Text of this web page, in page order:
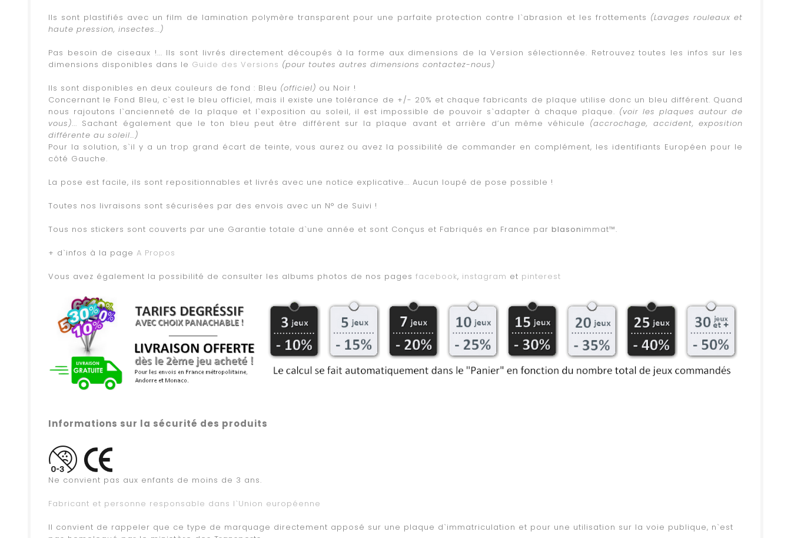
Ils sont plastifiés avec un film de lamination polymère transparent pour une parfaite protection contre l`abrasion et les frottements (Lavages rouleaux et
haute pression, insectes...)
Pas besoin de ciseaux !... Ils sont livrés directement découpés à la forme aux dimensions de la Version sélectionnée. Retrouvez toutes les infos sur les
dimensions disponibles dans le Guide des Versions (pour toutes autres dimensions contactez-nous)
Ils sont disponibles en deux couleurs de fond : Bleu (officiel) ou Noir !
Concernant le Fond Bleu, c`est le bleu officiel, mais il existe une tolérance de +/- 20% et chaque fabricants de plaque utilise donc un bleu différent. Quand
nous rajoutons l`ancienneté de la plaque et l`exposition au soleil, il est impossible de pouvoir s`adapter à chaque plaque. (voir les plaques autour de
vous)... Sachant également que le ton bleu peut être différent sur la plaque avant et arrière d’un même véhicule (accrochage, accident, exposition
différente au soleil…)
Pour la solution, s`il y a un trop grand écart de teinte, vous aurez ou avez la possibilité de commander en complément, les identifiants Européen pour le
côté Gauche.
La pose est facile, ils sont repositionnables et livrés avec une notice explicative... Aucun loupé de pose possible !
Toutes nos livraisons sont sécurisées par des envois avec un N° de Suivi !
Tous nos stickers sont couverts par une Garantie totale d`une année et sont Conçus et Fabriqués en France par blasonimmat™.
+ d`infos à la page A Propos
Vous avez également la possibilité de consulter les albums photos de nos pages facebook, instagram et pinterest
Informations sur la sécurité des produits
Ne convient pas aux enfants de moins de 3 ans.
Fabricant et personne responsable dans l`Union européenne
Il convient de rappeler que ce type de marquage directement apposé sur une plaque d`immatriculation et pour une utilisation sur la voie publique, n`est